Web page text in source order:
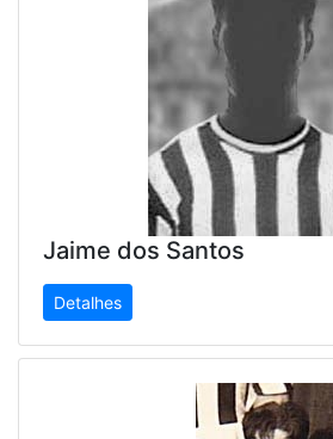
Jaime dos Santos
Detalhes